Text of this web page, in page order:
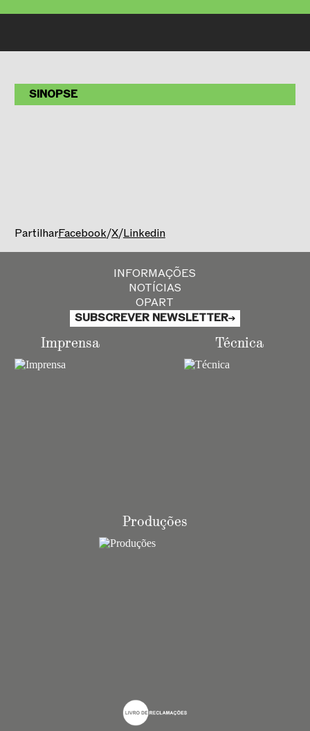
SINOPSE
PartilharFacebook/X/Linkedin
INFORMAÇÕES
NOTÍCIAS
OPART
SUBSCREVER NEWSLETTER
Imprensa Técnica
Produções